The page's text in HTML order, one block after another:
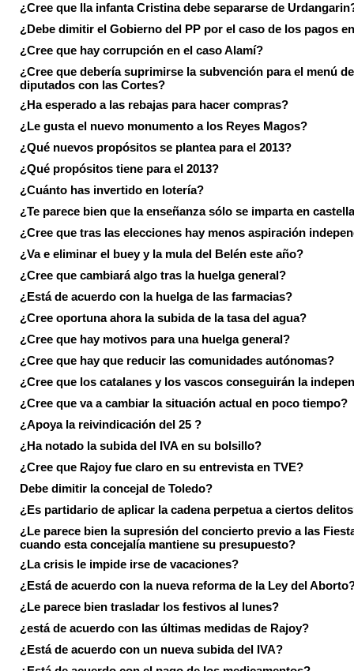
¿Cree que lla infanta Cristina debe separarse de
¿Debe dimitir el Gobierno del PP por el caso de los pagos
¿Cree que hay corrupción en el caso Alamí?
¿Cree que debería suprimirse la subvención para el menú
diputados con las Cortes?
¿Ha esperado a las rebajas para hacer compras?
¿Le gusta el nuevo monumento a los Reyes Magos?
¿Qué nuevos propósitos se plantea para el 2013?
¿Qué propósitos tiene para el 2013?
¿Cuánto has invertido en lotería?
¿Te parece bien que la enseñanza sólo se imparta en
¿Cree que tras las elecciones hay menos aspiración
¿Va e eliminar el buey y la mula del Belén este año?
¿Cree que cambiará algo tras la huelga general?
¿Está de acuerdo con la huelga de las farmacias?
¿Cree oportuna ahora la subida de la tasa del agua?
¿Cree que hay motivos para una huelga general?
¿Cree que hay que reducir las comunidades autónomas?
¿Cree que los catalanes y los vascos conseguirán la
¿Cree que va a cambiar la situación actual en poco tiempo?
¿Apoya la reivindicación del 25 ?
¿Ha notado la subida del IVA en su bolsillo?
¿Cree que Rajoy fue claro en su entrevista en TVE?
Debe dimitir la concejal de Toledo?
¿Es partidario de aplicar la cadena perpetua a ciertos
¿Le parece bien la supresión del concierto previo a las
cuando esta concejalía mantiene su presupuesto?
¿La crisis le impide irse de vacaciones?
¿Está de acuerdo con la nueva reforma de la Ley del
¿Le parece bien trasladar los festivos al lunes?
¿está de acuerdo con las últimas medidas de Rajoy?
¿Está de acuerdo con un nueva subida del IVA?